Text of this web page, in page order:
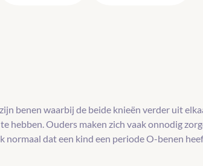
benen waarbij de beide knieën verder uit
te hebben. Ouders maken zich vaak onnodig
normaal dat een kind een periode O-benen